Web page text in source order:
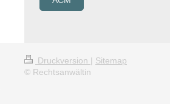
Druckversion | Sitemap
© Rechtsanwältin